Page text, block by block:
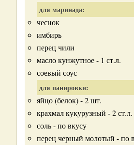
для маринада:
чеснок
имбирь
перец чили
масло кунжутное - 1 ст.л.
соевый соус
для панировки:
яйцо (белок) - 2 шт.
крахмал кукурузный - 2 ст.л.
соль - по вкусу
перец черный молотый - по